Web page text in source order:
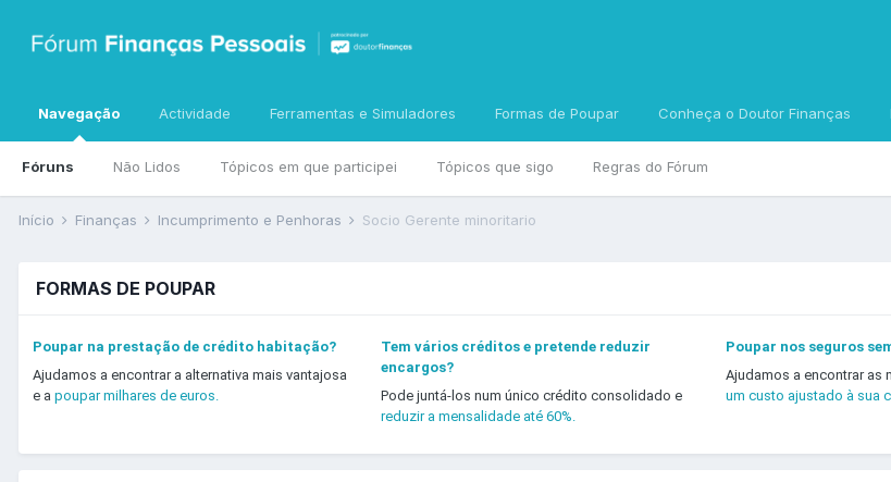
Navegação
Fóruns Não Lidos Tópicos em que participei Tópicos que sigo Regras do Fórum
Actividade Ferramentas e Simuladores Formas de Poupar Conheça o Doutor Finanças
Início Finanças Incumprimento e Penhoras Socio Gerente minoritario
FORMAS DE POUPAR
Poupar na prestação de crédito habitação?
Ajudamos a encontrar a alternativa mais vantajosa
e a poupar milhares de euros.
Tem vários créditos e pretende reduzir
encargos?
Pode juntá-los num único crédito consolidado e
reduzir a mensalidade até 60%.
Poupar nos seguros
Ajudamos a encontrar as
um custo ajustado à sua